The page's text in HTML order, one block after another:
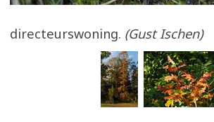
directeurswoning. (Gust Ischen)